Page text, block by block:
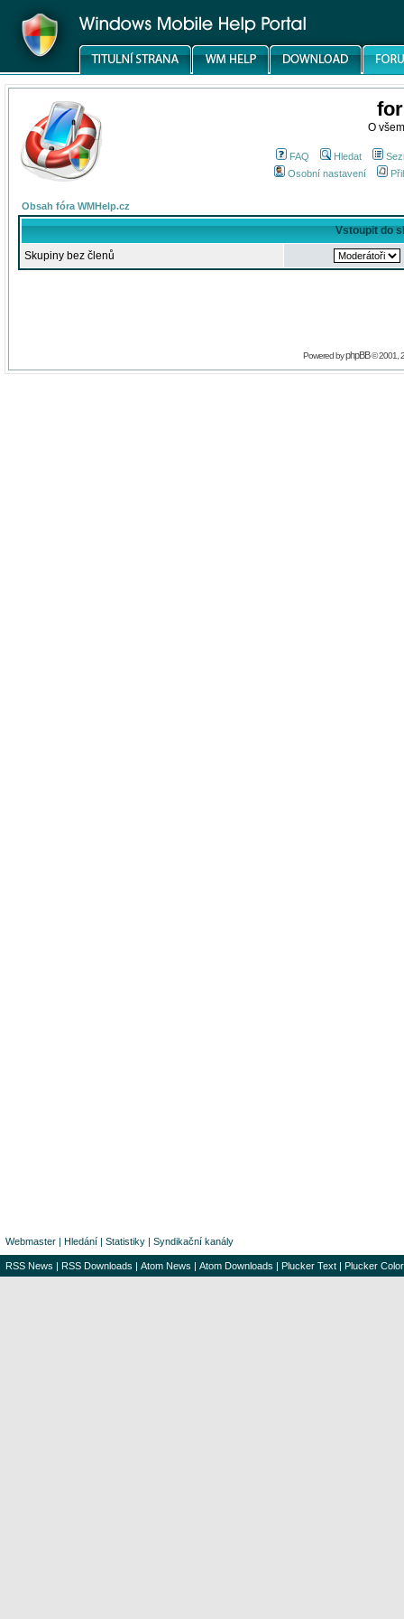
O
FAQ Hledat
Osobní nastavení
Obsah fóra WMHelp.cz
Vstoupit do
Skupiny bez členů
Powered byphpBB© 2001,
Webmaster | Hledání | Statistiky | Syndikační kanály
RSS News | RSS Downloads | Atom News | Atom Downloads | Plucker Text | Plucker Color